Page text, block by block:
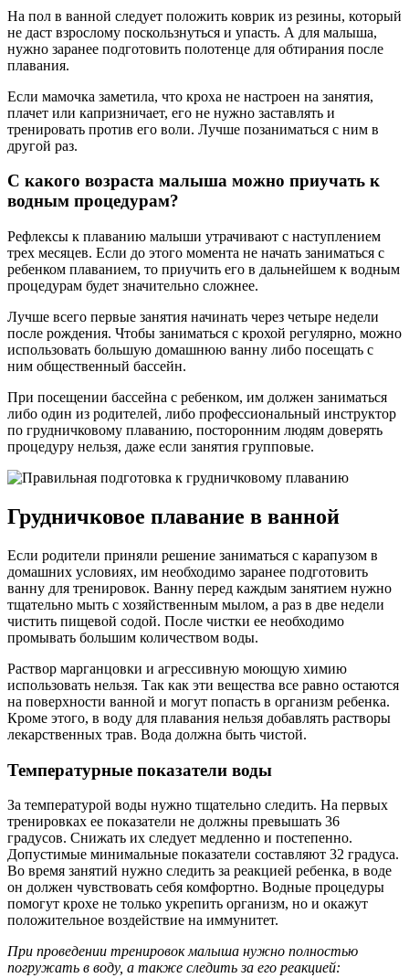
На пол в ванной следует положить коврик из резины, который
не даст взрослому поскользнуться и упасть. А для малыша,
нужно заранее подготовить полотенце для обтирания после
плавания.
Если мамочка заметила, что кроха не настроен на занятия,
плачет или капризничает, его не нужно заставлять и
тренировать против его воли. Лучше позаниматься с ним в
другой раз.
С какого возраста малыша можно приучать к
водным процедурам?
Рефлексы к плаванию малыши утрачивают с наступлением
трех месяцев. Если до этого момента не начать заниматься с
ребенком плаванием, то приучить его в дальнейшем к водным
процедурам будет значительно сложнее.
Лучше всего первые занятия начинать через четыре недели
после рождения. Чтобы заниматься с крохой регулярно, можно
использовать большую домашнюю ванну либо посещать с
ним общественный бассейн.
При посещении бассейна с ребенком, им должен заниматься
либо один из родителей, либо профессиональный инструктор
по грудничковому плаванию, посторонним людям доверять
процедуру нельзя, даже если занятия групповые.
Грудничковое плавание в ванной
Если родители приняли решение заниматься с карапузом в
домашних условиях, им необходимо заранее подготовить
ванну для тренировок. Ванну перед каждым занятием нужно
тщательно мыть с хозяйственным мылом, а раз в две недели
чистить пищевой содой. После чистки ее необходимо
промывать большим количеством воды.
Раствор марганцовки и агрессивную моющую химию
использовать нельзя. Так как эти вещества все равно остаются
на поверхности ванной и могут попасть в организм ребенка.
Кроме этого, в воду для плавания нельзя добавлять растворы
лекарственных трав. Вода должна быть чистой.
Температурные показатели воды
За температурой воды нужно тщательно следить. На первых
тренировках ее показатели не должны превышать 36
градусов. Снижать их следует медленно и постепенно.
Допустимые минимальные показатели составляют 32 градуса.
Во время занятий нужно следить за реакцией ребенка, в воде
он должен чувствовать себя комфортно. Водные процедуры
помогут крохе не только укрепить организм, но и окажут
положительное воздействие на иммунитет.
При проведении тренировок малыша нужно полностью
погружать в воду, а также следить за его реакцией: